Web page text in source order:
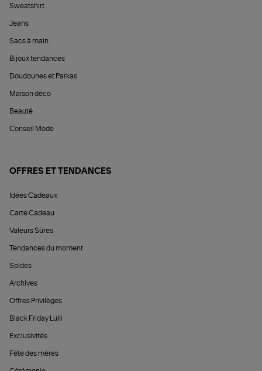
Sweatshirt
Jeans
Sacs à main
Bijoux tendances
Doudounes et Parkas
Maison déco
Beauté
Conseil Mode
OFFRES ET TENDANCES
Idées Cadeaux
Carte Cadeau
Valeurs Sûres
Tendances du moment
Soldes
Archives
Offres Privilèges
Black Friday Lulli
Exclusivités
Fête des mères